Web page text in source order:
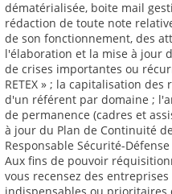
dématérialisée, boite mail
rédaction de toute note
de son fonctionnement, des
l'élaboration et la mise à jour
de crises importantes ou
RETEX » ; la capitalisation
d'un référent par domaine ;
de permanence (cadres et
à jour du Plan de Continuité
Responsable Sécurité-Défense
Aux fins de pouvoir
vous recensez des